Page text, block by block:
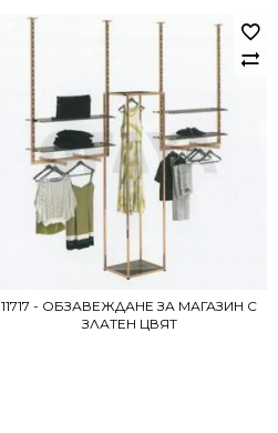
11717 - ОБЗАВЕЖДАНЕ ЗА МАГАЗИН С
ЗЛАТЕН ЦВЯТ